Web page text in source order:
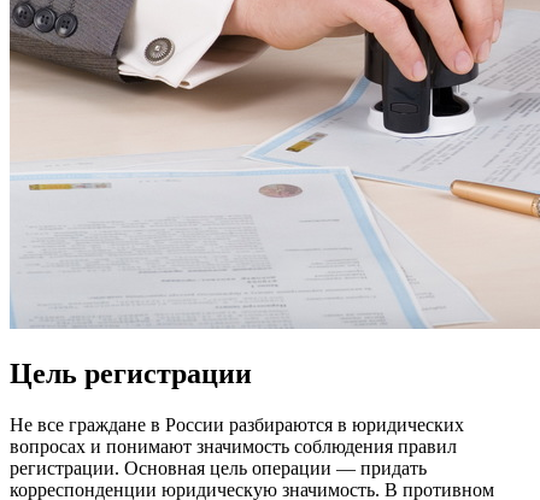
Цель регистрации
Не все граждане в России разбираются в юридических
вопросах и понимают значимость соблюдения правил
регистрации. Основная цель операции — придать
корреспонденции юридическую значимость. В противном